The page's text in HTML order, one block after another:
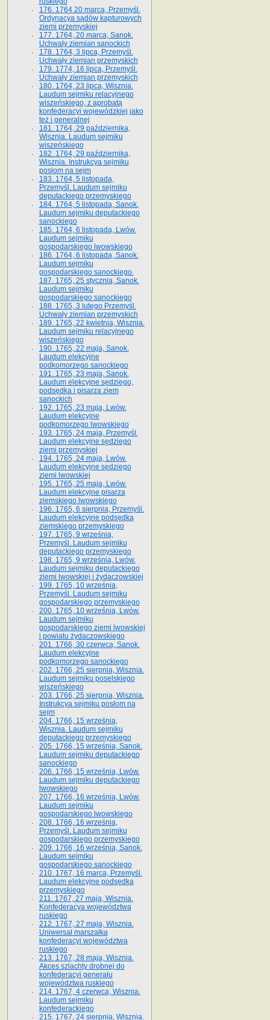
176. 1764 20 marca, Przemyśl.
Ordynacya sądów kapturowych
ziemi przemyskiej
177. 1764, 20 marca, Sanok.
Uchwały ziemian sanockich
178. 1764, 3 lipca, Przemyśl.
Uchwały ziemian przemyskich
179. 1774, 16 lipca, Przemyśl.
Uchwały ziemian przemyskich
180. 1764, 23 lipca, Wisznia.
Laudum sejmiku relacyjnego
wiszeńskiego, z aprobatą
konfederacyi wojewódzkiej jako
też i generalnej
181. 1764, 29 października,
Wisznia. Laudum sejmiku
wiszeńskiego
182. 1764, 29 października,
Wisznia. Instrukcya sejmiku
posłom na sejm
183. 1764, 5 listopada,
Przemyśl. Laudum sejmiku
deputackiego przemyskiego
184. 1764, 5 listopada, Sanok.
Laudum sejmiku deputackiego
sanockiego
185. 1764, 6 listopada, Lwów.
Laudum sejmiku
gospodarskiego lwowskiego
186. 1764, 6 listopada, Sanok.
Laudum sejmiku
gospodarskiego sanockiego.
187. 1765, 25 stycznia, Sanok.
Laudum sejmiku
gospodarskiego sanockiego
188. 1765, 3 lutego Przemyśl.
Uchwały ziemian przemyskich
189. 1765, 22 kwietnia, Wisznia.
Laudum sejmiku relacyjnego
wiszeńskiego
190. 1765, 22 maja, Sanok.
Laudum elekcyjne
podkomorzego sanockiego
191. 1765, 23 maja, Sanok.
Laudum elekcyjne sędziego,
podsędka i pisarza ziem
sanockich
192. 1765, 23 maja, Lwów.
Laudum elekcyjne
podkomorzego lwowskiego
193. 1765, 24 maja, Przemyśl.
Laudum elekcyjne sędziego
ziemi przemyskiej
194. 1765, 24 maja, Lwów.
Laudum elekcyjne sędziego
ziemi lwowskiej
195. 1765, 25 maja, Lwów.
Laudum elekcyjne pisarza
ziemskiego lwowskiego
196. 1765, 6 sierpnia, Przemyśl.
Laudum elekcyjne podsędka
ziemskiego przemyskiego
197. 1765, 9 września,
Przemyśl. Laudum sejmiku
deputackiego przemyskiego
198. 1765, 9 września, Lwów.
Laudum sejmiku deputackiego
ziemi lwowskiej i żydaczowskiej
199. 1765, 10 września,
Przemyśl. Laudum sejmiku
gospodarskiego przemyskiego
200. 1765, 10 września, Lwów.
Laudum sejmiku
gospodarskiego ziemi lwowskiej
i powiatu żydaczowskiego
201. 1766, 30 czerwca, Sanok.
Laudum elekcyjne
podkomorzego sanockiego
202. 1766, 25 sierpnia, Wisznia.
Laudum sejmiku poselskiego
wiszeńskiego
203. 1766, 25 sierpnia, Wisznia.
Instrukcya sejmiku posłom na
sejm
204. 1766, 15 września,
Wisznia. Laudum sejmiku
deputackiego przemyskiego
205. 1766, 15 września, Sanok.
Laudum sejmiku deputackiego
sanockiego
206. 1766, 15 września, Lwów.
Laudum sejmiku deputackiego
lwowskiego
207. 1766, 16 września, Lwów.
Laudum sejmiku
gospodarskiego lwowskiego
208. 1766, 16 września,
Przemyśl. Laudum sejmiku
gospodarskiego przemyskiego
209. 1766, 16 września, Sanok.
Laudum sejmiku
gospodarskiego sanockiego
210. 1767, 16 marca, Przemyśl.
Laudum elekcyjne podsędka
przemyskiego
211. 1767, 27 maja, Wisznia.
Konfederacya województwa
ruskiego
212. 1767, 27 maja, Wisznia.
Uniwersał marszałka
konfederacyi województwa
ruskiego
213. 1767, 28 maja, Wisznia.
Akces szlachty drobnej do
konfederacyi generału
województwa ruskiego
214. 1767, 4 czerwca, Wisznia.
Laudum sejmiku
konfederackiego
215. 1767, 24 sierpnia, Wisznia.